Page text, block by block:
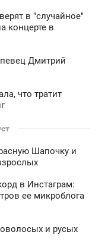
в "случайное"
концерте в
Дмитрий
что тратит
Шапочку и
в Инстаграм:
ее микроблога
и русых